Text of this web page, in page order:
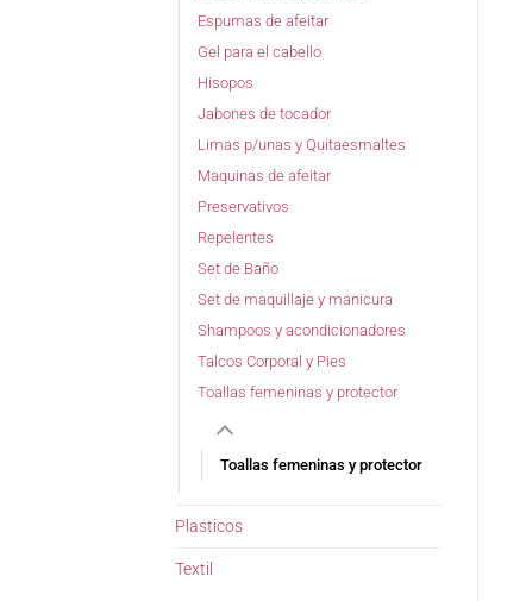
Espumas de afeitar
Gel para el cabello
Hisopos
Jabones de tocador
Limas p/unas y Quitaesmaltes
Maquinas de afeitar
Preservativos
Repelentes
Set de Baño
Set de maquillaje y manicura
Shampoos y acondicionadores
Talcos Corporal y Pies
Toallas femeninas y protector
Toallas femeninas y protector
Plasticos
Textil